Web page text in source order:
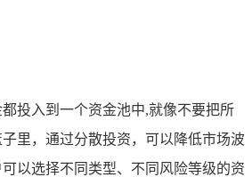
投入到一个资金池中,就像不要把所
里，通过分散投资，可以降低市场波
以选择不同类型、不同风险等级的资